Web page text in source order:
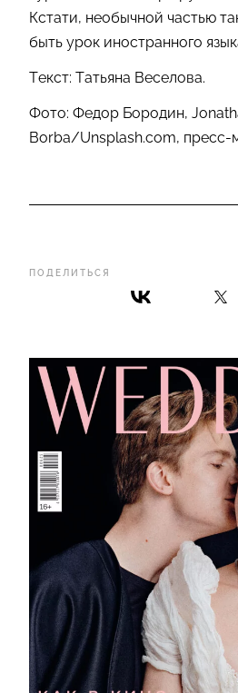
ПОДЕЛИТЬСЯ
Кстати, необычной частью
быть урок иностранного
Текст: Татьяна Веселова.
Фото: Федор Бородин,
Borba/Unsplash.com, пресс-